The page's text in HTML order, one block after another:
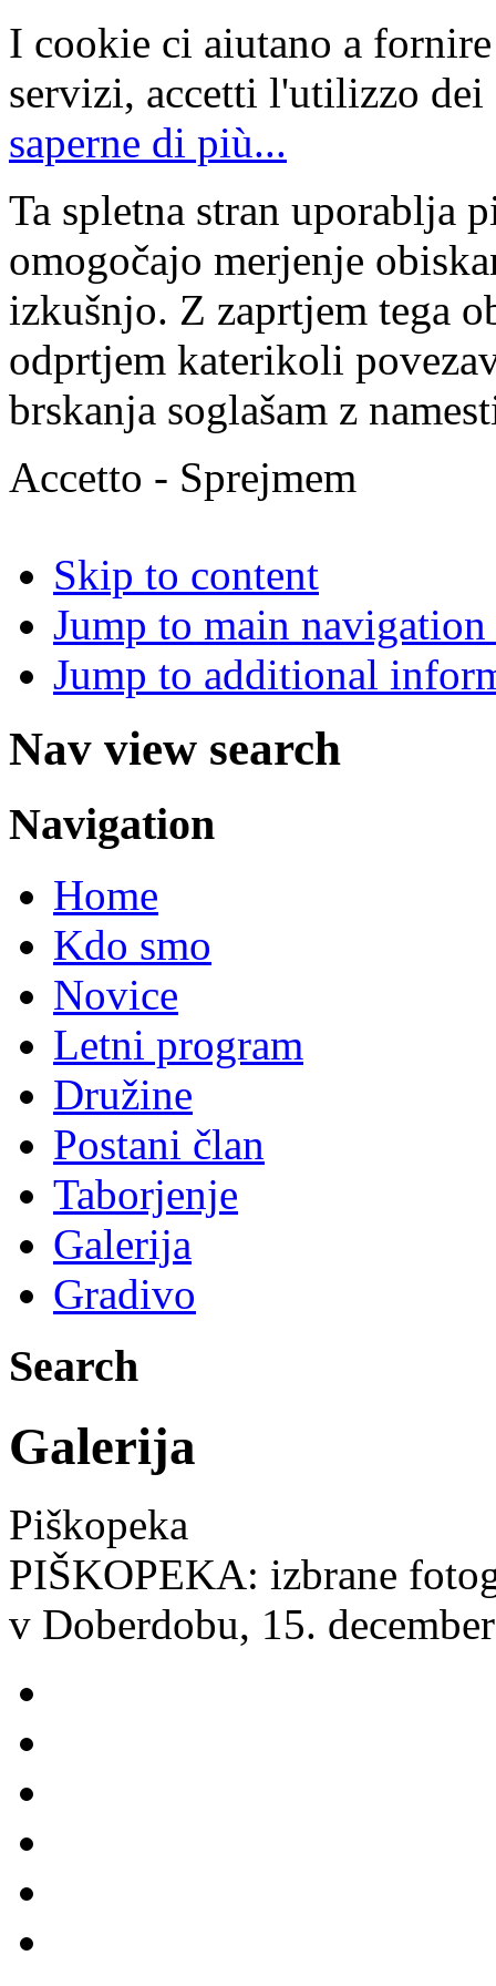
I cookie ci aiutano a
servizi, accetti l'utilizzo
saperne di più...
Ta spletna stran uporablja
omogočajo merjenje
izkušnjo. Z zaprtjem tega
odprtjem katerikoli
brskanja soglašam z
Accetto - Sprejmem
Skip to content
Jump to main
Jump to additional
Nav view search
Navigation
Home
Kdo smo
Novice
Letni program
Družine
Postani član
Taborjenje
Galerija
Gradivo
Search
Galerija
Piškopeka
PIŠKOPEKA: izbrane
v Doberdobu, 15.